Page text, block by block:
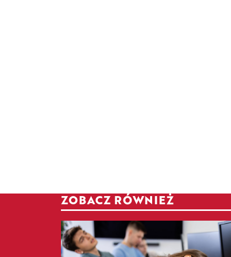
ZOBACZ RÓWNIEŻ